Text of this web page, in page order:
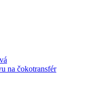
na čokotransfér